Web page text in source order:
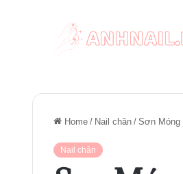
Home / Nail chân / Sơn Móng
Nail chân